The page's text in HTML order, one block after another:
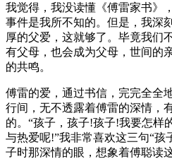
我觉得，我没读懂《傅雷家书》
事件是我所不知的。但是，我深
厚的父爱，这就够了。毕竟我们
有父母，也会成为父母，世间的
的共鸣。
傅雷的爱，通过书信，完完全全
行间，无不透露着傅雷的深情，
的。“孩子，孩子!孩子!我要怎样
与热爱呢!”我非常喜欢这三句“孩
子时那深情的眼，想象着傅聪读